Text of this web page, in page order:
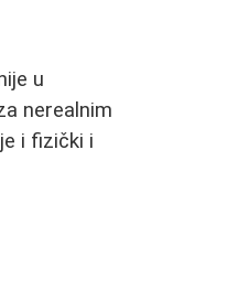
u
nerealnim
i fizički i